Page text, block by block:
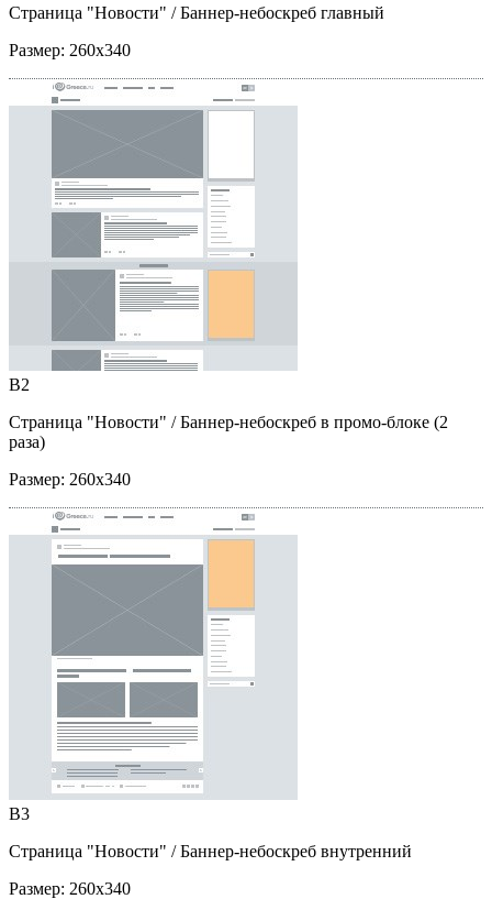
Страница "Новости" / Баннер-небоскреб главный
Размер: 260x340
B2
Страница "Новости" / Баннер-небоскреб в промо-блоке (2
раза)
Размер: 260x340
B3
Страница "Новости" / Баннер-небоскреб внутренний
Размер: 260x340